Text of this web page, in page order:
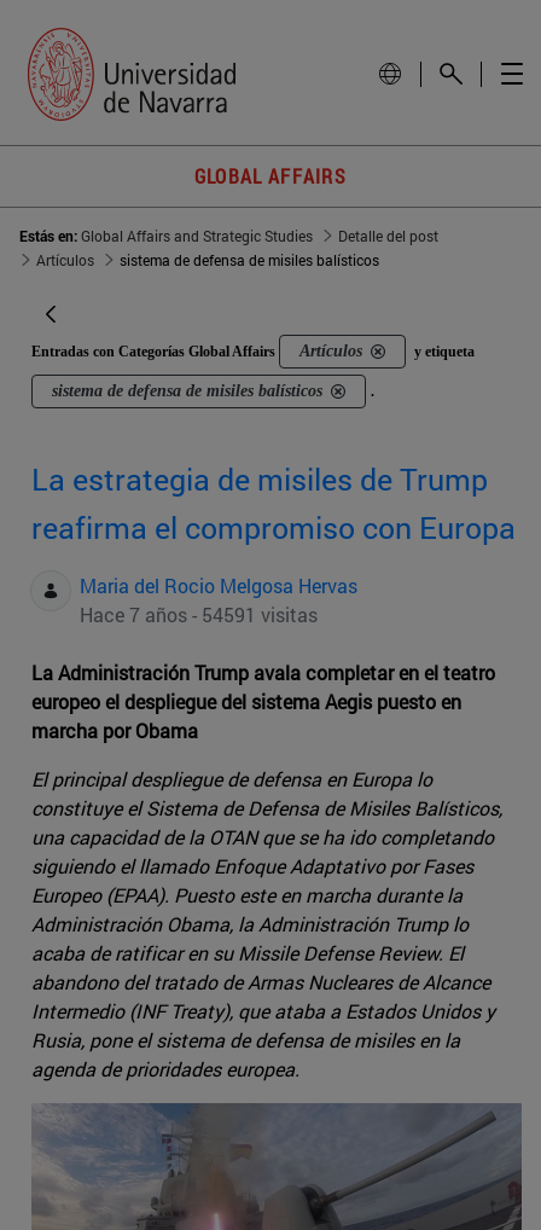
GLOBAL AFFAIRS
Estás en:Global Affairs and Strategic Studies
Detalle del post
Artículos
sistema de defensa de misiles balísticos
Entradas con Categorías Global Affairs Artículos y etiqueta
sistema de defensa de misiles balísticos .
La estrategia de misiles de Trump
reafirma el compromiso con Europa
Maria del Rocio Melgosa Hervas
Hace 7 años - 54591 visitas
La Administración Trump avala completar en el teatro
europeo el despliegue del sistema Aegis puesto en
marcha por Obama
El principal despliegue de defensa en Europa lo
constituye el Sistema de Defensa de Misiles Balísticos,
una capacidad de la OTAN que se ha ido completando
siguiendo el llamado Enfoque Adaptativo por Fases
Europeo (EPAA). Puesto este en marcha durante la
Administración Obama, la Administración Trump lo
acaba de ratificar en su Missile Defense Review. El
abandono del tratado de Armas Nucleares de Alcance
Intermedio (INF Treaty), que ataba a Estados Unidos y
Rusia, pone el sistema de defensa de misiles en la
agenda de prioridades europea.